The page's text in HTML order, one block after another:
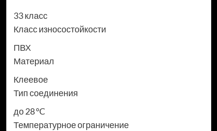
33 класс
Класс износостойкости
ПВХ
Материал
Клеевое
Тип соединения
до 28 °C
Температурное ограничение